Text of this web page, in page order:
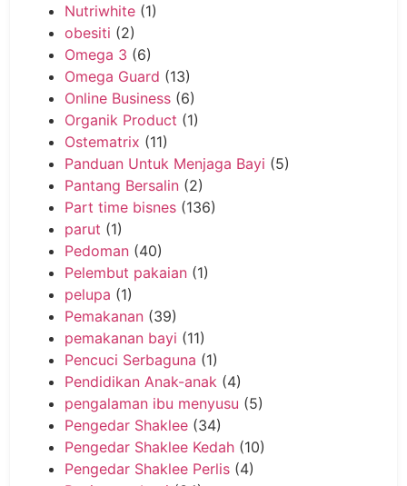
Nutriwhite (1)
obesiti (2)
Omega 3 (6)
Omega Guard (13)
Online Business (6)
Organik Product (1)
Ostematrix (11)
Panduan Untuk Menjaga Bayi (5)
Pantang Bersalin (2)
Part time bisnes (136)
parut (1)
Pedoman (40)
Pelembut pakaian (1)
pelupa (1)
Pemakanan (39)
pemakanan bayi (11)
Pencuci Serbaguna (1)
Pendidikan Anak-anak (4)
pengalaman ibu menyusu (5)
Pengedar Shaklee (34)
Pengedar Shaklee Kedah (10)
Pengedar Shaklee Perlis (4)